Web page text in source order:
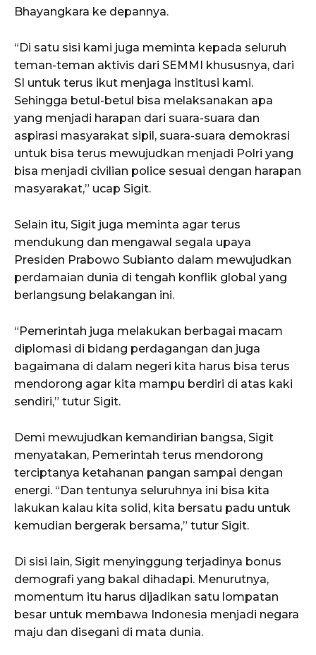
Bhayangkara ke depannya.
“Di satu sisi kami juga meminta kepada seluruh
teman-teman aktivis dari SEMMI khususnya, dari
SI untuk terus ikut menjaga institusi kami.
Sehingga betul-betul bisa melaksanakan apa
yang menjadi harapan dari suara-suara dan
aspirasi masyarakat sipil, suara-suara demokrasi
untuk bisa terus mewujudkan menjadi Polri yang
bisa menjadi civilian police sesuai dengan harapan
masyarakat,” ucap Sigit.
Selain itu, Sigit juga meminta agar terus
mendukung dan mengawal segala upaya
Presiden Prabowo Subianto dalam mewujudkan
perdamaian dunia di tengah konflik global yang
berlangsung belakangan ini.
“Pemerintah juga melakukan berbagai macam
diplomasi di bidang perdagangan dan juga
bagaimana di dalam negeri kita harus bisa terus
mendorong agar kita mampu berdiri di atas kaki
sendiri,” tutur Sigit.
Demi mewujudkan kemandirian bangsa, Sigit
menyatakan, Pemerintah terus mendorong
terciptanya ketahanan pangan sampai dengan
energi. “Dan tentunya seluruhnya ini bisa kita
lakukan kalau kita solid, kita bersatu padu untuk
kemudian bergerak bersama,” tutur Sigit.
Di sisi lain, Sigit menyinggung terjadinya bonus
demografi yang bakal dihadapi. Menurutnya,
momentum itu harus dijadikan satu lompatan
besar untuk membawa Indonesia menjadi negara
maju dan disegani di mata dunia.